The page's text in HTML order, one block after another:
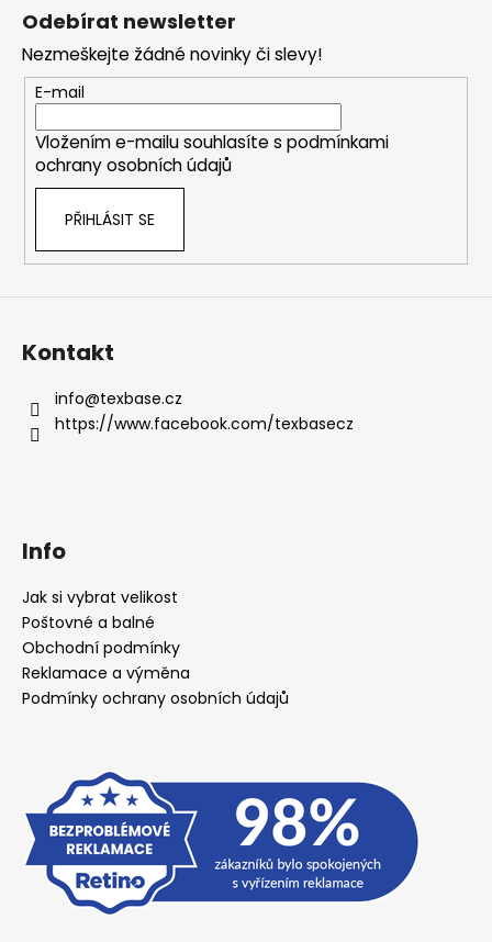
p
r
v
k
y
u
Odebírat newsletter
Nezmeškejte žádné novinky či slevy!
E-mail
Vložením e-mailu souhlasíte s podmínkami
ochrany osobních údajů
PŘIHLÁSIT SE
Kontakt
info@texbase.cz
https://www.facebook.com/texbasecz
Info
Jak si vybrat velikost
Poštovné a balné
Obchodní podmínky
Reklamace a výměna
Podmínky ochrany osobních údajů